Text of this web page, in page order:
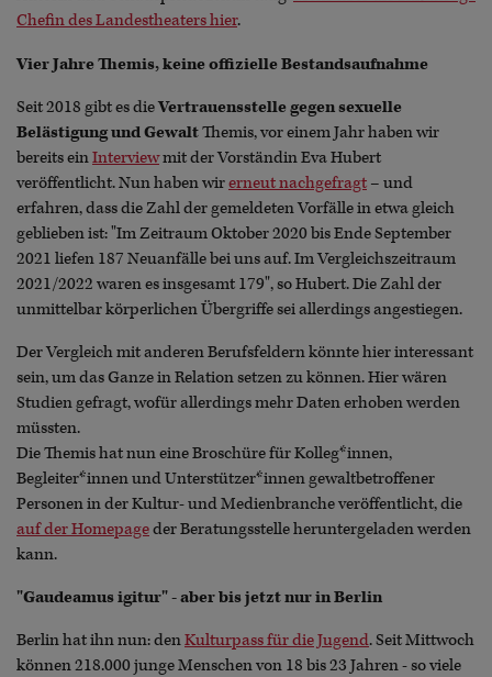
Chefin des Landestheaters hier.
Vier Jahre Themis, keine offizielle Bestandsaufnahme
Seit 2018 gibt es dieVertrauensstelle gegen sexuelle
Belästigung und GewaltThemis, vor einem Jahr haben wir
bereits einInterviewmit der Vorständin Eva Hubert
veröffentlicht. Nun haben wirerneut nachgefragt – und
erfahren, dass die Zahl der gemeldeten Vorfälle in etwa gleich
geblieben ist: "Im Zeitraum Oktober 2020 bis Ende September
2021 liefen 187 Neuanfälle bei uns auf. Im Vergleichszeitraum
2021/2022 waren es insgesamt 179", so Hubert. Die Zahl der
unmittelbar körperlichen Übergriffe sei allerdings angestiegen.
Der Vergleich mit anderen Berufsfeldern könnte hier interessant
sein, um das Ganze in Relation setzen zu können. Hier wären
Studien gefragt, wofür allerdings mehr Daten erhoben werden
müssten.
Die Themis hat nun eine Broschüre für Kolleg*innen,
Begleiter*innen und Unterstützer*innen gewaltbetroffener
Personen in der Kultur- und Medienbranche veröffentlicht, die
auf der Homepageder Beratungsstelle heruntergeladen werden
kann.
"Gaudeamus igitur" - aber bis jetzt nur in Berlin
Berlin hat ihn nun: denKulturpass für die Jugend. Seit Mittwoch
können 218.000 junge Menschen von 18 bis 23 Jahren - so viele